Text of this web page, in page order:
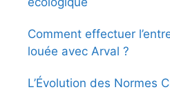
Comment effectuer
louée avec Arval ?
L’Évolution des Normes